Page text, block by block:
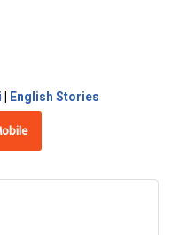
English Stories